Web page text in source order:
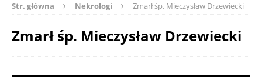
Str. główna Nekrologi Zmarł śp. Mieczysław Drzewiecki
Zmarł śp. Mieczysław Drzewiecki